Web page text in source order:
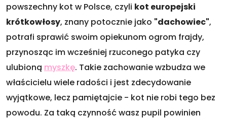
powszechny kot w Polsce, czyli kot europejski
krótkowłosy, znany potocznie jako "dachowiec",
potrafi sprawić swoim opiekunom ogrom frajdy,
przynosząc im wcześniej rzuconego patyka czy
ulubioną myszkę. Takie zachowanie wzbudza we
właścicielu wiele radości i jest zdecydowanie
wyjątkowe, lecz pamiętajcie - kot nie robi tego bez
powodu. Za taką czynność wasz pupil powinien